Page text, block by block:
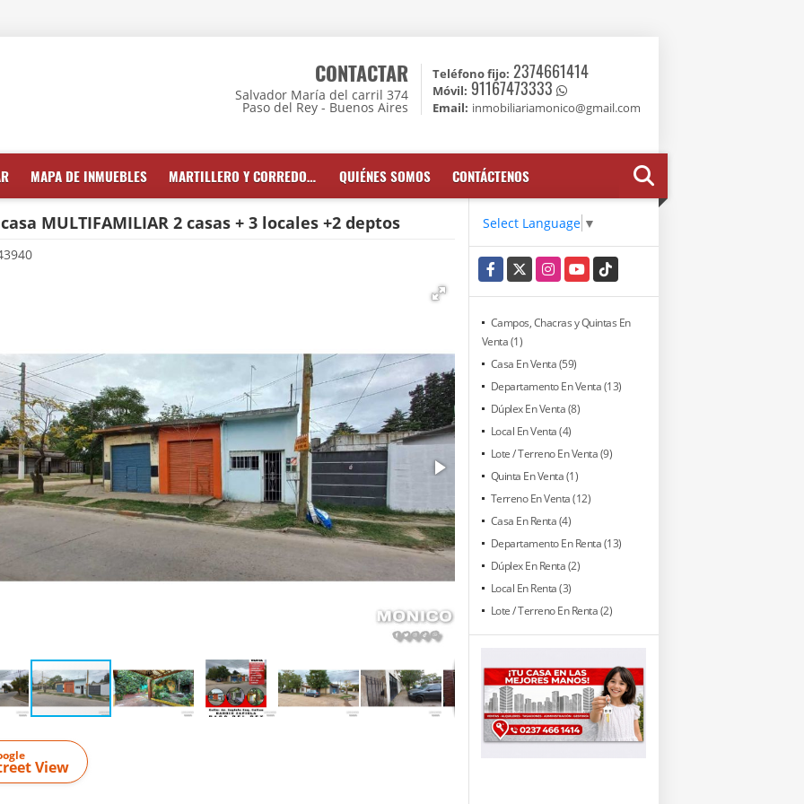
CONTACTAR
Salvador María del carril 374
Paso del Rey - Buenos Aires
Teléfono fijo: 2374661414
Móvil: 91167473333
Email: inmobiliariamonico@gmail.com
MAPA DE INMUEBLES MARTILLERO Y CORREDOR INMOBILIARIO QUIÉNES SOMOS CONTÁCTENOS
MULTIFAMILIAR 2 casas + 3 locales +2 deptos
View
Select Language ▼
Facebook
X InstagramYouTubeTikTok
Campos, Chacras y Quintas En
Venta (1)
Casa En Venta (59)
Departamento En Venta (13)
Dúplex En Venta (8)
Local En Venta (4)
Lote / Terreno En Venta (9)
Quinta En Venta (1)
Terreno En Venta (12)
Casa En Renta (4)
Departamento En Renta (13)
Dúplex En Renta (2)
Local En Renta (3)
Lote / Terreno En Renta (2)